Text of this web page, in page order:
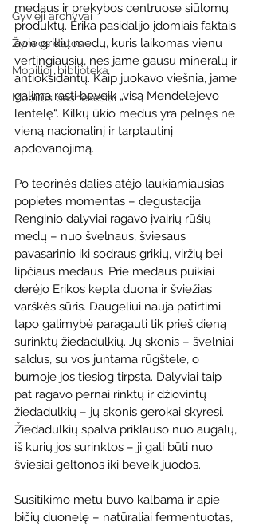
Gyvieji archyvai
Žymios datos
Mobilioji biblioteka
Mobilūs pašnekesiai
medaus ir prekybos centruose siūlomų
produktų. Erika pasidalijo įdomiais faktais
apie grikių medų, kuris laikomas vienu
vertingiausių, nes jame gausu mineralų ir
antioksidantų. Kaip juokavo viešnia, jame
galima rasti beveik „visą Mendelejevo
lentelę“. Kilkų ūkio medus yra pelnęs ne
vieną nacionalinį ir tarptautinį
apdovanojimą.
Po teorinės dalies atėjo laukiamiausias
popietės momentas – degustacija.
Renginio dalyviai ragavo įvairių rūšių
medų – nuo švelnaus, šviesaus
pavasarinio iki sodraus grikių, viržių bei
lipčiaus medaus. Prie medaus puikiai
derėjo Erikos kepta duona ir šviežias
varškės sūris. Daugeliui nauja patirtimi
tapo galimybė paragauti tik prieš dieną
surinktų žiedadulkių. Jų skonis – švelniai
saldus, su vos juntama rūgštele, o
burnoje jos tiesiog tirpsta. Dalyviai taip
pat ragavo pernai rinktų ir džiovintų
žiedadulkių – jų skonis gerokai skyrėsi.
Žiedadulkių spalva priklauso nuo augalų,
iš kurių jos surinktos – ji gali būti nuo
šviesiai geltonos iki beveik juodos.
Susitikimo metu buvo kalbama ir apie
bičių duonelę – natūraliai fermentuotas,